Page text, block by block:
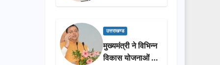
पुष्पवर्षा, मुख्यमंत्री
प्रक्षालन…
उत्तराखण्ड
मुख्यमंत्री ने विभिन्न
विकास योजनाओं के